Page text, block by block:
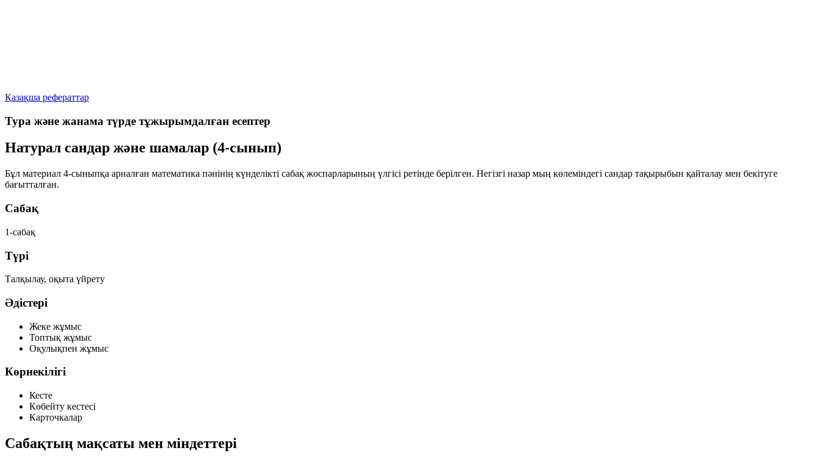
Қазақша рефераттар
Тура және жанама түрде тұжырымдалған есептер
Натурал сандар және шамалар (4-сынып)
Бұл материал 4-сыныпқа арналған математика пәнінің күнделікті сабақ жоспарларының үлгісі ретінде берілген. Негізгі назар мың көлеміндегі сандар тақырыбын қайталау мен бекітуге
бағытталған.
Сабақ
1-сабақ
Түрі
Талқылау, оқыта үйрету
Әдістері
Жеке жұмыс
Топтық жұмыс
Оқулықпен жұмыс
Көрнекілігі
Кесте
Көбейту кестесі
Карточкалар
Сабақтың мақсаты мен міндеттері